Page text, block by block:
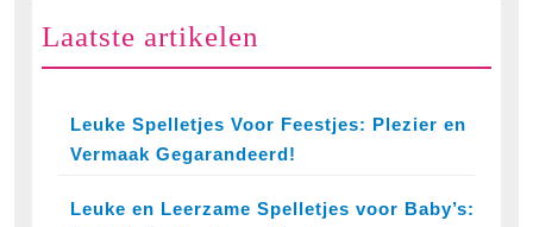
Laatste artikelen
Leuke Spelletjes Voor Feestjes: Plezier en
Vermaak Gegarandeerd!
Leuke en Leerzame Spelletjes voor Baby’s: